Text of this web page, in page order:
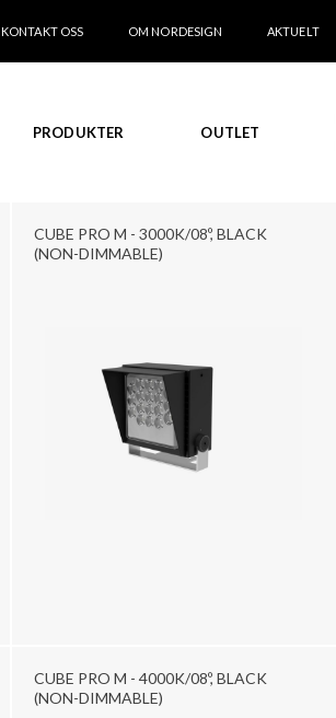
KONTAKT OSS OM NORDESIGN AKTUELT
PRODUKTER OUTLET
CUBE PRO M - 3000K/08º, BLACK
(NON-DIMMABLE)
CUBE PRO M - 4000K/08º, BLACK
(NON-DIMMABLE)